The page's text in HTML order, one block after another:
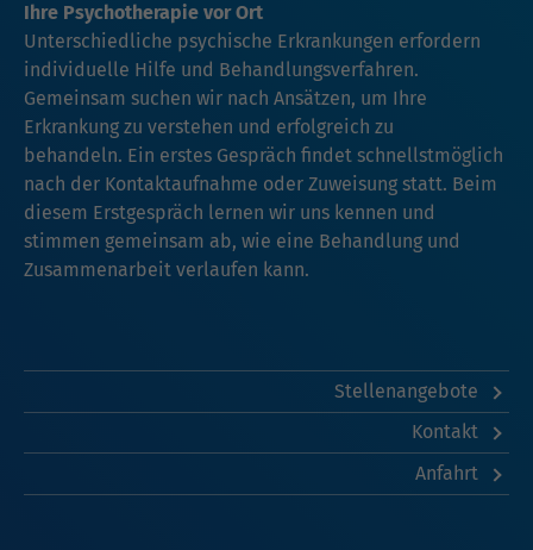
Ihre Psychotherapie vor Ort
Unterschiedliche psychische Erkrankungen erfordern
individuelle Hilfe und Behandlungsverfahren.
Gemeinsam suchen wir nach Ansätzen, um Ihre
Erkrankung zu verstehen und erfolgreich zu
behandeln. Ein erstes Gespräch findet schnellstmöglich
nach der Kontaktaufnahme oder Zuweisung statt. Beim
diesem Erstgespräch lernen wir uns kennen und
stimmen gemeinsam ab, wie eine Behandlung und
Zusammenarbeit verlaufen kann.
Stellenangebote
Kontakt
Anfahrt